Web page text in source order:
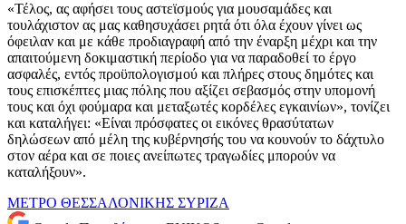
«Τέλος, ας αφήσει τους αστεϊσμούς για μουσαμάδες και
τουλάχιστον ας μας καθησυχάσει ρητά ότι όλα έχουν γίνει ως
όφειλαν και με κάθε προδιαγραφή από την έναρξη μέχρι και την
απαιτούμενη δοκιμαστική περίοδο για να παραδοθεί το έργο
ασφαλές, εντός προϋπολογισμού και πλήρες στους δημότες και
τους επισκέπτες μιας πόλης που αξίζει σεβασμός στην υπομονή
τους και όχι φούμαρα και μεταξωτές κορδέλες εγκαινίων», τονίζει
και καταλήγει: «Είναι πρόσφατες οι εικόνες θρασύτατων
δηλώσεων από μέλη της κυβέρνησής του να κουνούν το δάχτυλο
στον αέρα και σε ποιες ανείπωτες τραγωδίες μπορούν να
καταλήξουν».
ΜΕΤΡΟ ΘΕΣΣΑΛΟΝΙΚΗΣ ΣΥΡΙΖΑ